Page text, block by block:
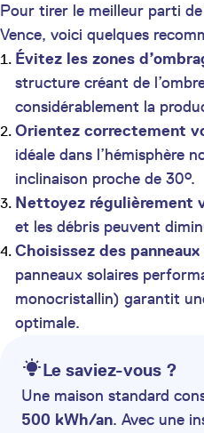
Pour tirer le meilleur parti
Vence, voici quelques
Évitez les zones
structure créant de
considérablement la
Orientez correctement
idéale dans l’hémisphère
inclinaison proche de 30°.
Nettoyez régulièrement
et les débris peuvent
Choisissez des
panneaux solaires
monocristallin) garantit
optimale.
Le saviez-vous ?
Une maison standard
500 kWh/an. Avec une